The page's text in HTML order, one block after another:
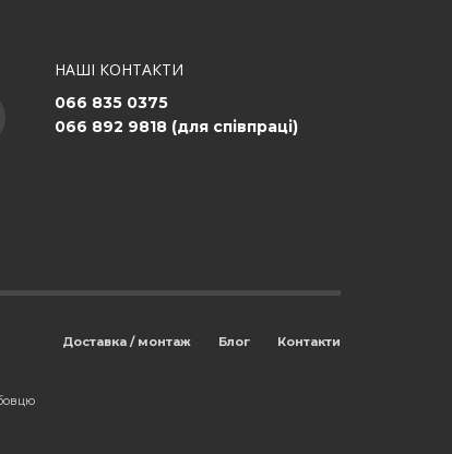
НАШІ КОНТАКТИ
066 835 0375
066 892 9818 (для співпраці)
Доставка / монтаж Блог Контакти